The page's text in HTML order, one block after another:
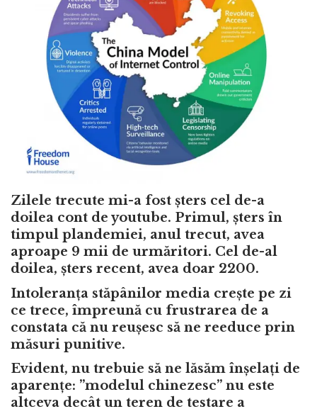
Zilele trecute mi-a fost șters cel de-a
doilea cont de youtube. Primul, șters în
timpul plandemiei, anul trecut, avea
aproape 9 mii de urmăritori. Cel de-al
doilea, șters recent, avea doar 2200.
Intoleranța stăpânilor media crește pe zi
ce trece, împreună cu frustrarea de a
constata că nu reușesc să ne reeduce prin
măsuri punitive.
Evident, nu trebuie să ne lăsăm înșelați de
aparențe: ”modelul chinezesc” nu este
altceva decât un teren de testare a